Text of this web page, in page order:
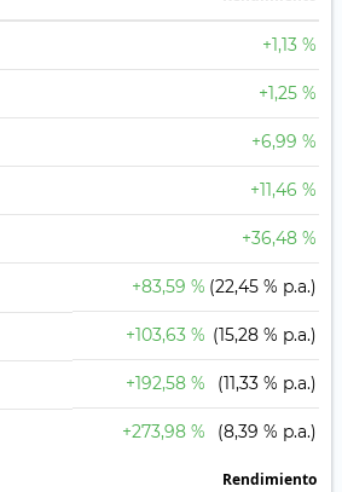
+1,13 %
+1,25 %
+6,99 %
+11,46 %
+36,48 %
+83,59 % (22,45 % p.a.)
+103,63 % (15,28 % p.a.)
+192,58 % (11,33 % p.a.)
+273,98 % (8,39 % p.a.)
Rendimiento